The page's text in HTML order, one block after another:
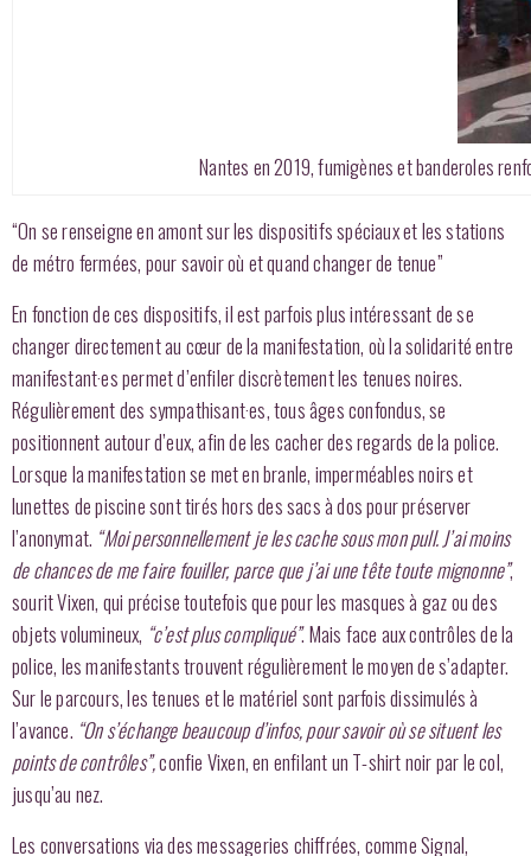
Nantes en 2019, fumigènes et banderoles
“On se renseigne en amont sur les dispositifs spéciaux et les stations
de métro fermées, pour savoir où et quand changer de tenue”
En fonction de ces dispositifs, il est parfois plus intéressant de se
changer directement au cœur de la manifestation, où la solidarité entre
manifestant·es permet d’enfiler discrètement les tenues noires.
Régulièrement des sympathisant·es, tous âges confondus, se
positionnent autour d’eux, afin de les cacher des regards de la police.
Lorsque la manifestation se met en branle, imperméables noirs et
lunettes de piscine sont tirés hors des sacs à dos pour préserver
l’anonymat. “Moi personnellement je les cache sous mon pull. J’ai moins
de chances de me faire fouiller, parce que j’ai une tête toute mignonne”,
sourit Vixen, qui précise toutefois que pour les masques à gaz ou des
objets volumineux, “c’est plus compliqué”. Mais face aux contrôles de la
police, les manifestants trouvent régulièrement le moyen de s’adapter.
Sur le parcours, les tenues et le matériel sont parfois dissimulés à
l’avance. “On s’échange beaucoup d’infos, pour savoir où se situent les
points de contrôles”,confie Vixen, en enfilant un T-shirt noir par le col,
jusqu’au nez.
Les conversations via des messageries chiffrées, comme Signal,